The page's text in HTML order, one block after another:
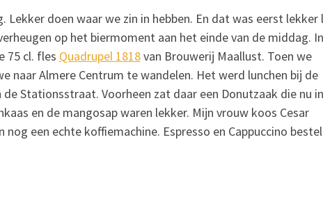
Lekker doen waar we zin in hebben. En dat was eerst
op het biermoment aan het einde van de middag. In
75 cl. fles Quadrupel 1818van Brouwerij Maallust. Toen we
naar Almere Centrum te wandelen. Het werd lunchen bij de
Stationsstraat. Voorheen zat daar een Donutzaak die nu
en de mangosap waren lekker. Mijn vrouw koos Cesar
nog een echte koffiemachine. Espresso en Cappuccino